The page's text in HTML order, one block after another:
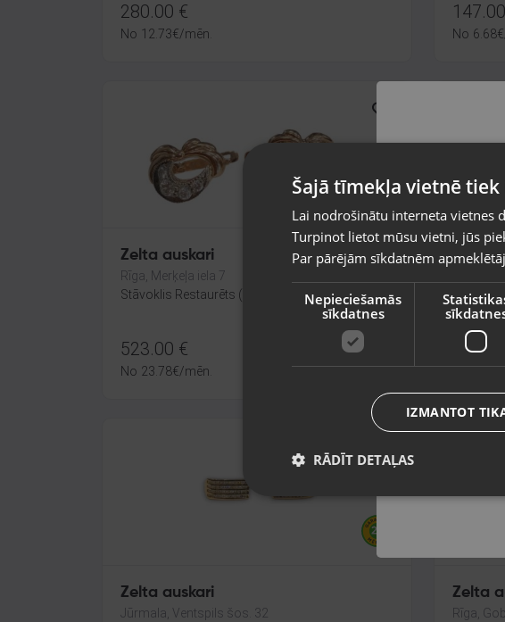
280.00 €
No 12.73€/mēn.
147.00
No 6.68€
Zelta auskari
Rīga, Merķeļa iela 7
Stāvoklis Restaurēts (Garantija 24 mēneši)
523.00 €
No 23.78€/mēn.
Zelta
541.00
No 24.60
Zelta auskari
Jūrmala, Ventspils šos. 32
Zelta
Rīga,
valsti
Vietnes
Valsts
Valoda
Šajā tīmekļa vietnē
Lai nodrošinātu interneta vietnes
Turpinot lietot mūsu vietni, jūs
Par pārējām sīkdatnēm
Nepieciešamās
sīkdatnes
IZMANTOT
RĀDĪT DETAĻAS